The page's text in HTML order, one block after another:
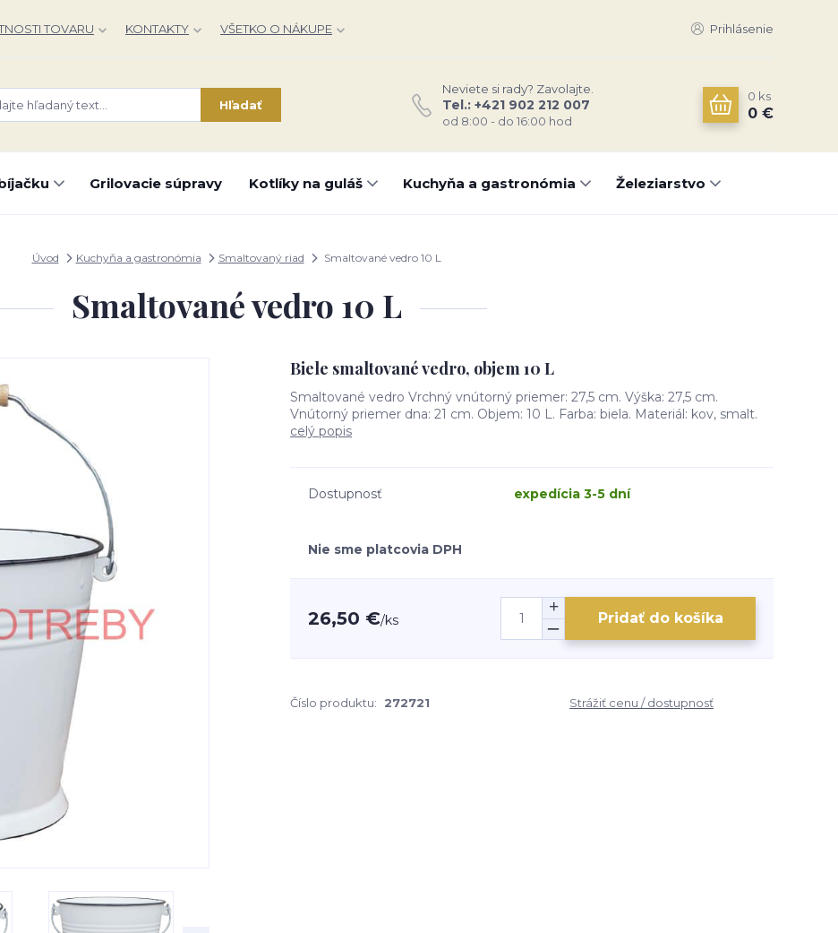
TOVARU KONTAKTY VŠETKO O NÁKUPE Prihlásenie
Hľadať
Neviete si rady? Zavolajte.
Tel.: +421 902 212 007
od 8:00 - do 16:00 hod
0 ks
0 €
Grilovacie súpravy Kotlíky na guláš Kuchyňa a gastronómia Železiarstvo
Úvod Kuchyňa a gastronómia Smaltovaný riad Smaltované vedro 10 L
Smaltované vedro 10 L
Biele smaltované vedro, objem 10 L
Smaltované vedro Vrchný vnútorný priemer: 27,5 cm. Výška: 27,5 cm.
Vnútorný priemer dna: 21 cm. Objem: 10 L. Farba: biela. Materiál: kov, smalt.
celý popis
Dostupnosť expedícia 3-5 dní
Nie sme platcovia DPH
26,50 €/ks Pridať do košíka
Číslo produktu: 272721 Strážiť cenu / dostupnosť